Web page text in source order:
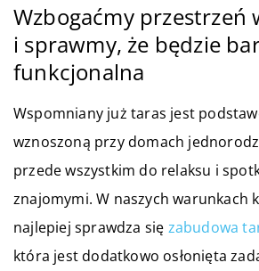
Wzbogaćmy przestrzeń
i sprawmy, że będzie
funkcjonalna
Wspomniany już taras jest
wznoszoną przy domach
przede wszystkim do relaksu i
znajomymi. W naszych warunkach
najlepiej sprawdza się zabudowa
która jest dodatkowo osłonięta